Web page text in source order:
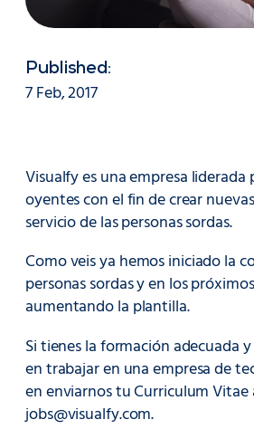
Published:
7 Feb, 2017
Visualfy es una empresa liderada
oyentes con el fin de crear
servicio de las personas sordas.
Como veis ya hemos iniciado la
personas sordas y en los
aumentando la plantilla.
Si tienes la formación adecuada
en trabajar en una empresa de
en enviarnos tu Curriculum Vitae
jobs@visualfy.com.